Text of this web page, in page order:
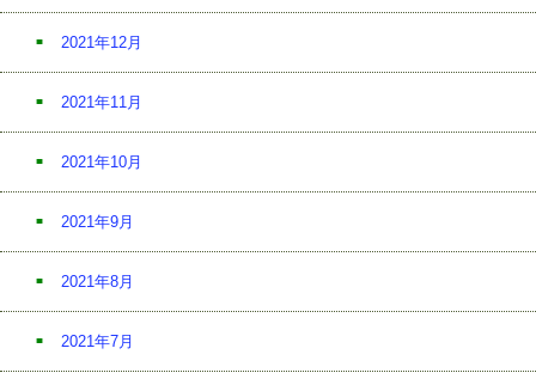
2021年12月
2021年11月
2021年10月
2021年9月
2021年8月
2021年7月